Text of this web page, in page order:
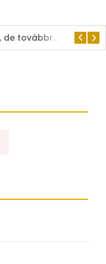
Ügyeleti rendben, de továbbra is a lakosság szolgálatában tart nyitva a Kisvárdai Polgármesteri Hivatal